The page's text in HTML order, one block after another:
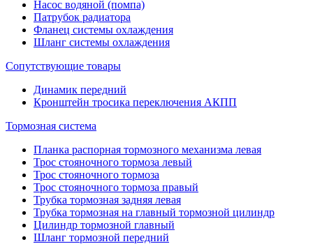
Насос водяной (помпа)
Патрубок радиатора
Фланец системы охлаждения
Шланг системы охлаждения
Сопутствующие товары
Динамик передний
Кронштейн тросика переключения АКПП
Тормозная система
Планка распорная тормозного механизма левая
Трос стояночного тормоза левый
Трос стояночного тормоза
Трос стояночного тормоза правый
Трубка тормозная задняя левая
Трубка тормозная на главный тормозной цилиндр
Цилиндр тормозной главный
Шланг тормозной передний